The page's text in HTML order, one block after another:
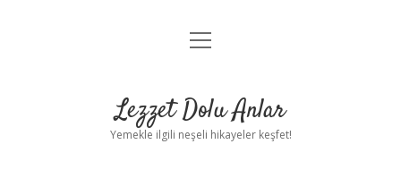
Anasayfa
Yasal Uyarı
menüyü
Lezzet Dolu Anlar
Yemekle ilgili neşeli hikayeler keşfet!